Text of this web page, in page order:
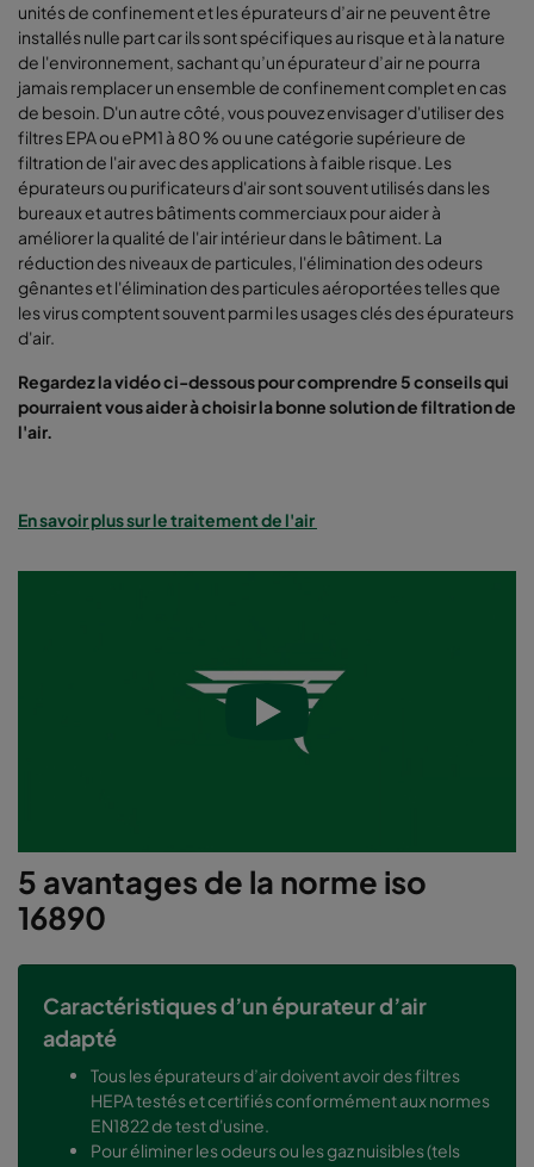
unités de confinement et les épurateurs d’air ne peuvent être
installés nulle part car ils sont spécifiques au risque et à la nature
de l'environnement, sachant qu’un épurateur d’air ne pourra
jamais remplacer un ensemble de confinement complet en cas
de besoin. D'un autre côté, vous pouvez envisager d'utiliser des
filtres EPA ou ePM1 à 80 % ou une catégorie supérieure de
filtration de l'air avec des applications à faible risque. Les
épurateurs ou purificateurs d'air sont souvent utilisés dans les
bureaux et autres bâtiments commerciaux pour aider à
améliorer la qualité de l'air intérieur dans le bâtiment. La
réduction des niveaux de particules, l'élimination des odeurs
gênantes et l'élimination des particules aéroportées telles que
les virus comptent souvent parmi les usages clés des épurateurs
d'air.
Regardez la vidéo ci-dessous pour comprendre 5 conseils qui
pourraient vous aider à choisir la bonne solution de filtration de
l'air.
En savoir plus sur le traitement de l'air
5 avantages de la norme iso
16890
Caractéristiques d’un épurateur d’air
adapté
Tous les épurateurs d’air doivent avoir des filtres
HEPA testés et certifiés conformément aux normes
EN1822 de test d'usine.
Pour éliminer les odeurs ou les gaz nuisibles (tels